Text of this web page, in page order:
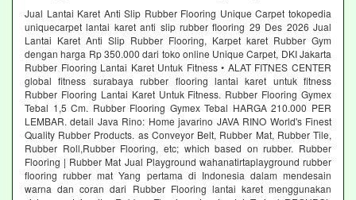
Jual Lantai Karet Anti Slip Rubber Flooring Unique Carpet tokopedia
uniquecarpet lantai karet anti slip rubber flooring 29 Des 2026 Jual
Lantai Karet Anti Slip Rubber Flooring, Karpet karet Rubber Gym
dengan harga Rp 350.000 dari toko online Unique Carpet, DKI Jakarta
Rubber Flooring Lantai Karet Untuk Fitness • ALAT FITNES CENTER
global fitness surabaya rubber flooring lantai karet untuk fitness
Rubber Flooring Lantai Karet Untuk Fitness. Rubber Flooring Gymex
Tebal 1,5 Cm. Rubber Flooring Gymex Tebal HARGA 210.000 PER
LEMBAR. detail Java Rino: Home javarino JAVA RINO World's Finest
Quality Rubber Products. as Conveyor Belt, Rubber Mat, Rubber Tile,
Rubber Roll,Rubber Flooring, etc; which based on rubber. Rubber
Flooring | Rubber Mat Jual Playground wahanatirtaplayground rubber
flooring rubber mat Yang pertama di Indonesia dalam mendesain
warna dan coran dari Rubber Flooring lantai karet menggunakan